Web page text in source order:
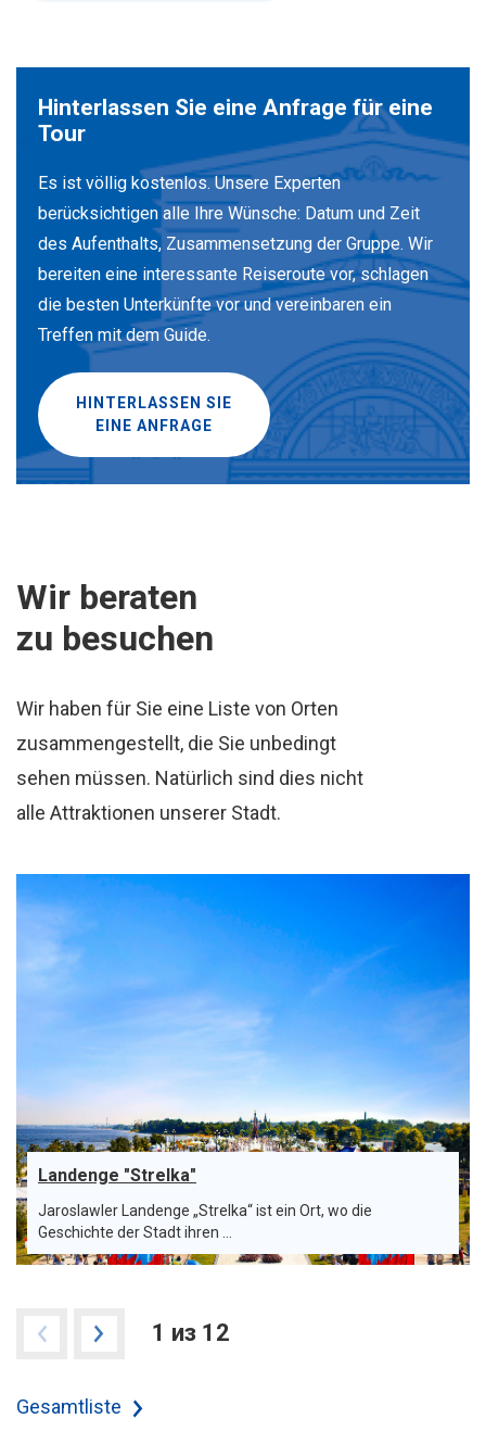
Hinterlassen Sie eine Anfrage für eine
Tour
Es ist völlig kostenlos. Unsere Experten
berücksichtigen alle Ihre Wünsche: Datum und Zeit
des Aufenthalts, Zusammensetzung der Gruppe. Wir
bereiten eine interessante Reiseroute vor, schlagen
die besten Unterkünfte vor und vereinbaren ein
Treffen mit dem Guide.
HINTERLASSEN SIE
EINE ANFRAGE
Wir beraten
zu besuchen
Wir haben für Sie eine Liste von Orten
zusammengestellt, die Sie unbedingt
sehen müssen. Natürlich sind dies nicht
alle Attraktionen unserer Stadt.
Landenge "Strelka"
Jaroslawler Landenge „Strelka“ ist ein Ort, wo die
Geschichte der Stadt ihren ...
1 из 12
Gesamtliste